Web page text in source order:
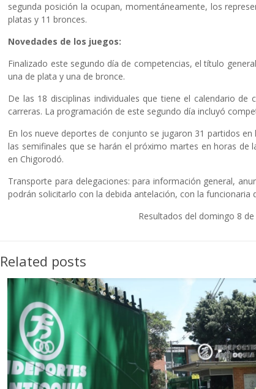
segunda posición la ocupan, momentáneamente, los
platas y 11 bronces.
Novedades de los juegos:
Finalizado este segundo día de competencias, el título
una de plata y una de bronce.
De las 18 disciplinas individuales que tiene el calendario
carreras. La programación de este segundo día incluyó
En los nueve deportes de conjunto se jugaron 31 partidos
las semifinales que se harán el próximo martes en horas
en Chigorodó.
Transporte para delegaciones: para información general,
podrán solicitarlo con la debida antelación, con la
Resultados del domingo 8
Related posts